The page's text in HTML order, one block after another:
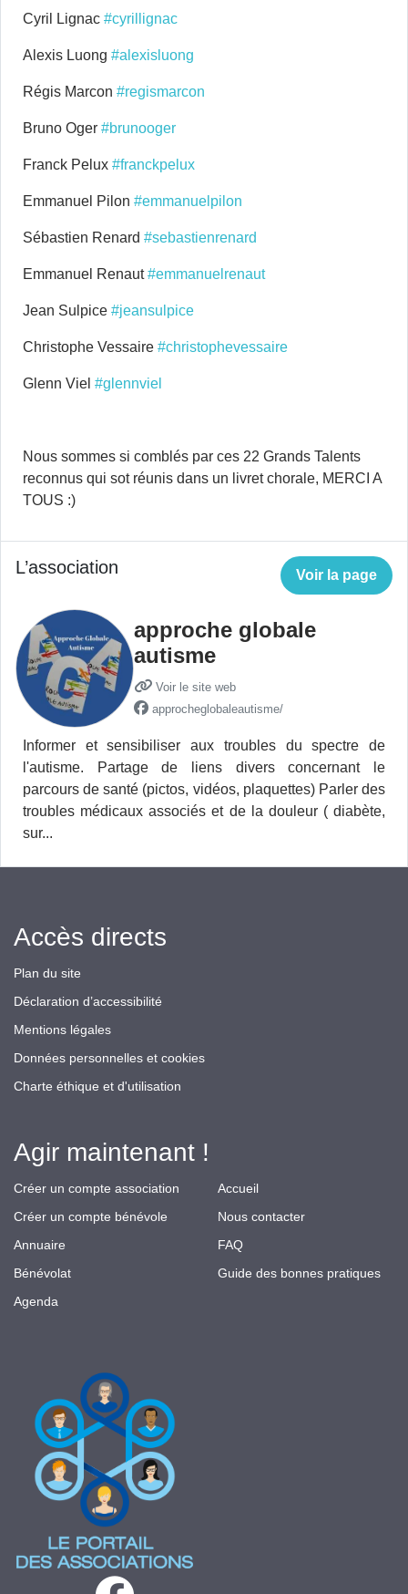
Cyril Lignac #cyrillignac
Alexis Luong #alexisluong
Régis Marcon #regismarcon
Bruno Oger #brunooger
Franck Pelux #franckpelux
Emmanuel Pilon #emmanuelpilon
Sébastien Renard #sebastienrenard
Emmanuel Renaut#emmanuelrenaut
Jean Sulpice #jeansulpice
Christophe Vessaire #christophevessaire
Glenn Viel #glennviel
Nous sommes si comblés par ces 22 Grands Talents
reconnus qui sot réunis dans un livret chorale, MERCI A
TOUS :)
L’association Voir la page
approche globale
autisme
Voir le site web
approcheglobaleautisme/
Informer et sensibiliser aux troubles du spectre de
l'autisme. Partage de liens divers concernant le
parcours de santé (pictos, vidéos, plaquettes) Parler des
troubles médicaux associés et de la douleur ( diabète,
sur...
Accès directs
Plan du site
Déclaration d’accessibilité
Mentions légales
Données personnelles et cookies
Charte éthique et d'utilisation
Agir maintenant !
Créer un compte association
Créer un compte bénévole
Annuaire
Bénévolat
Agenda
Accueil
Nous contacter
FAQ
Guide des bonnes pratiques